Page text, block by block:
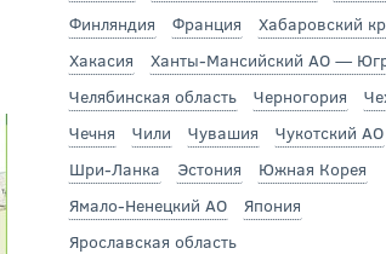
Финляндия
Франция
Хабаровский
Хакасия
Ханты-Мансийский АО —
Челябинская область
Черногория
Чечня
Чили Чувашия Чукотский АО
Шри-Ланка
Эстония
Южная Корея
Ямало-Ненецкий АО
Япония
Ярославская область